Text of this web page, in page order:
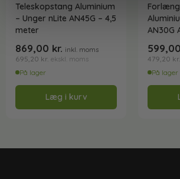
Teleskopstang Aluminium
– Unger nLite AN45G – 4,5
meter
869,00 kr. inkl. moms
695,20 kr. ekskl. moms
På lager
Læg i kurv
AN30G
599,00
479,20 kr.
På lager